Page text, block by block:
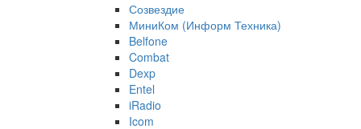
Созвездие
МиниКом (Информ Техника)
Belfone
Combat
Dexp
Entel
iRadio
Icom